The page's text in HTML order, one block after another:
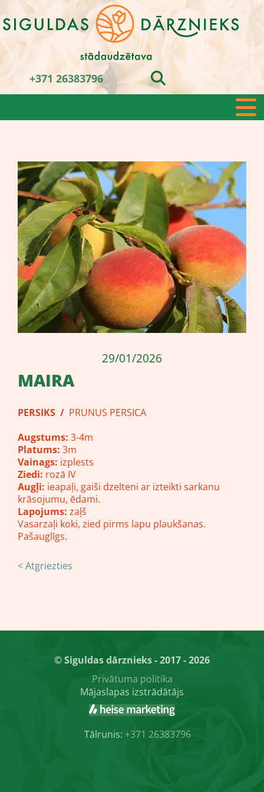
+371 26383796
29/01/2026
MAIRA
PERSIKS / PRUNUS PERSICA
Augstums: 3-4m
Platums: 3m
Vainags: izplests
Ziedi: rozā IV
Augļi: ieapaļi, gaiši dzelteni ar izteikti sarkanu
krāsojumu, ēdami.
Lapojums: zaļš
Vasarzaļi koki, zied pirms lapu plaukšanas.
Pašauglīgs.
< Atgriezties
© Siguldas dārznieks - 2017 - 2026
Privātuma politika
Mājaslapas izstrādātājs
Tālrunis: +371 26383796